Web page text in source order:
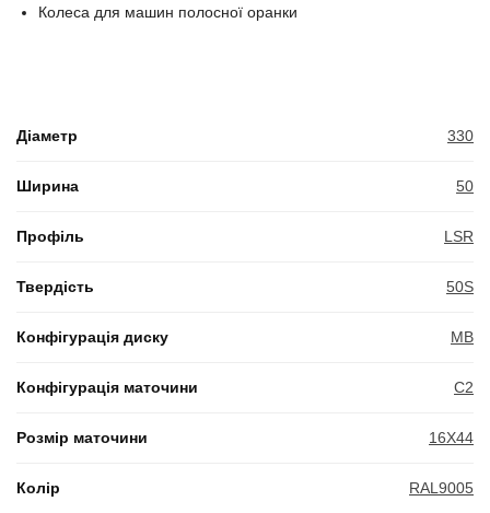
Колеса для машин полосної оранки
Діаметр 330
Ширина 50
Профіль LSR
Твердість 50S
Конфігурація диску MB
Конфігурація маточини C2
Розмір маточини 16X44
Колір RAL9005